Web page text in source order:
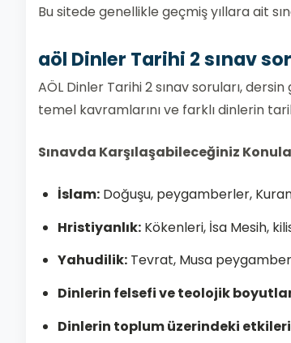
Bu sitede genellikle geçmiş yıllara ait
aöl Dinler Tarihi 2 sınav
AÖL Dinler Tarihi 2 sınav soruları,
temel kavramlarını ve farklı dinlerin
Sınavda Karşılaşabileceğiniz
İslam: Doğuşu, peygamberler,
Hristiyanlık: Kökenleri, İsa Mesih,
Yahudilik: Tevrat, Musa
Dinlerin felsefi ve teolojik
Dinlerin toplum üzerindeki